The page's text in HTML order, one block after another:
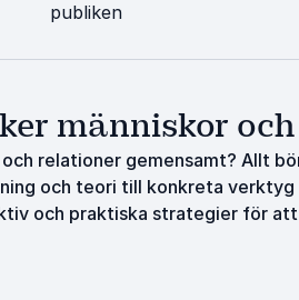
publiken
människor
relationer gemensamt? Allt
och teori till konkreta
och praktiska strategier för